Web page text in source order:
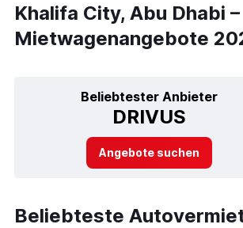
Khalifa City, Abu Dhabi –
Mietwagenangebote
Beliebtester Anbieter
DRIVUS
Angebote suchen
Beliebteste